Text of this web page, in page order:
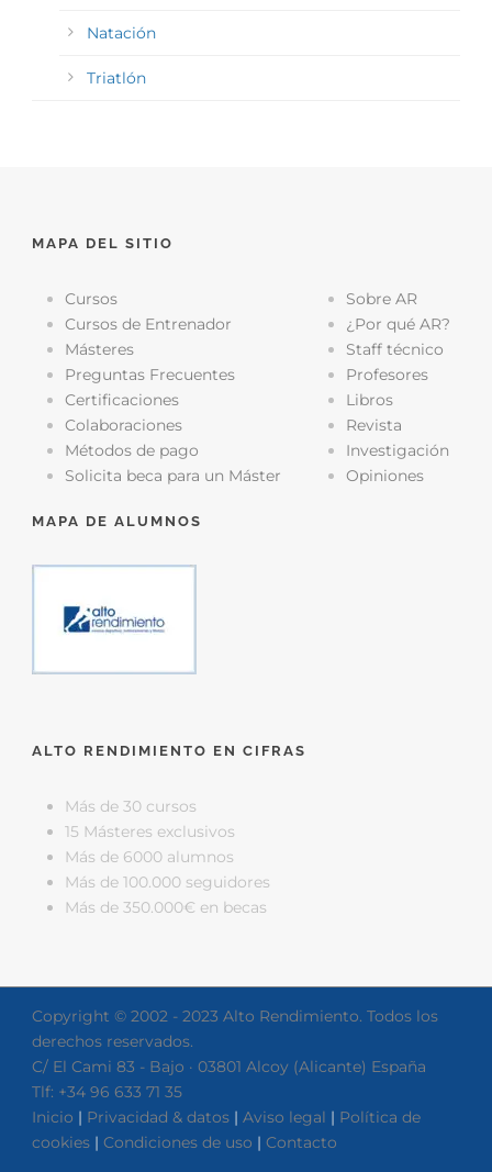
Natación
Triatlón
MAPA DEL SITIO
Cursos
Cursos de Entrenador
Másteres
Preguntas Frecuentes
Certificaciones
Colaboraciones
Métodos de pago
Solicita beca para un Máster
Sobre AR
¿Por qué AR?
Staff técnico
Profesores
Libros
Revista
Investigación
Opiniones
MAPA DE ALUMNOS
ALTO RENDIMIENTO EN CIFRAS
Más de 30 cursos
15 Másteres exclusivos
Más de 6000 alumnos
Más de 100.000 seguidores
Más de 350.000€ en becas
Copyright © 2002 - 2023 Alto Rendimiento. Todos los
derechos reservados.
C/ El Cami 83 - Bajo · 03801 Alcoy (Alicante) España
Tlf: +34 96 633 71 35
Inicio | Privacidad & datos | Aviso legal | Política de
cookies | Condiciones de uso | Contacto